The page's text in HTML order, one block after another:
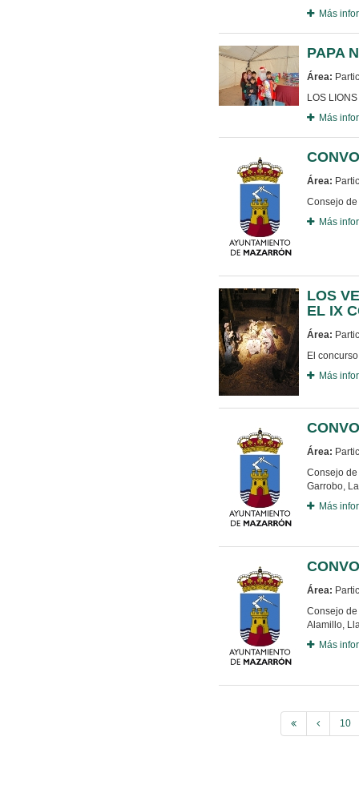
Más
PAPA
Área:
LOS
Más
Área:
Consejo
Más
LOS
EL IX
Área:
El
Más
Área:
Consejo
Garrobo,
Más
Área:
Consejo
Alamillo,
Más
10